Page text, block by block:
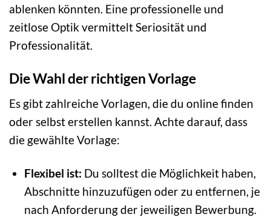
ablenken könnten. Eine professionelle und
zeitlose Optik vermittelt Seriosität und
Professionalität.
Die Wahl der richtigen Vorlage
Es gibt zahlreiche Vorlagen, die du online finden
oder selbst erstellen kannst. Achte darauf, dass
die gewählte Vorlage:
Flexibel ist: Du solltest die Möglichkeit haben,
Abschnitte hinzuzufügen oder zu entfernen, je
nach Anforderung der jeweiligen Bewerbung.